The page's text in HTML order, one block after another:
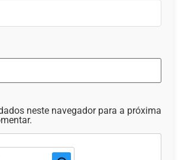
neste navegador para a próxima